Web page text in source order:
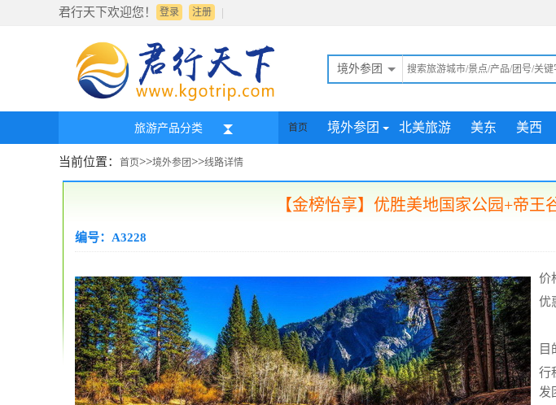
君行天下欢迎您！ 登录 |
注册
境外参团
旅游产品分类 首页 境外参团 北美旅游 美东 美西
当前位置： 首页>>境外参团>>线路详情
【金榜怡享】优胜美地国家公园+帝王
编号：A3228
价
优
目
行
发